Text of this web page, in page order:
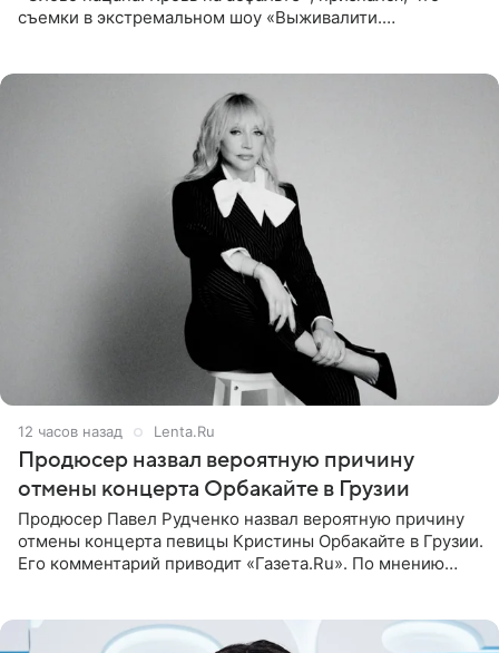
съемки в экстремальном шоу «Выживалити.
12 часов назад Lenta.Ru
Продюсер назвал вероятную причину
отмены концерта Орбакайте в Грузии
Продюсер Павел Рудченко назвал вероятную причину
отмены концерта певицы Кристины Орбакайте в Грузии.
Его комментарий приводит «Газета.Ru». По мнению